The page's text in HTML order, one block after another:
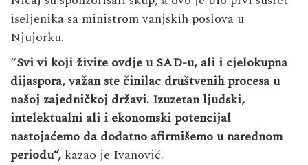
iseljenika sa ministrom vanjskih poslova u
Njujorku.
“Svi vi koji živite ovdje u SAD-u, ali i cjelokupna
dijaspora, važan ste činilac društvenih procesa u
našoj zajedničkoj državi. Izuzetan ljudski,
intelektualni ali i ekonomski potencijal
nastojaćemo da dodatno afirmišemo u narednom
periodu“, kazao je Ivanović.